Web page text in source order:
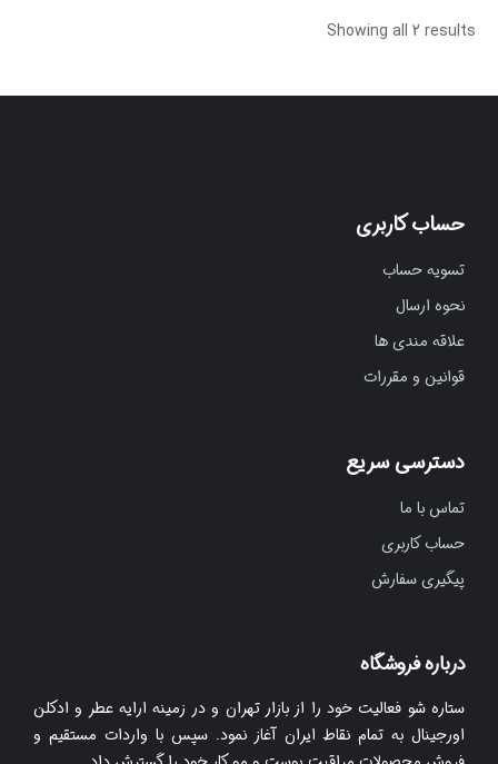
Showing all 2 results
حساب کاربری
تسویه حساب
نحوه ارسال
علاقه مندی ها
قوانین و مقررات
دسترسی سریع
تماس با ما
حساب کاربری
پیگیری سفارش
درباره فروشگاه
ستاره شو فعالیت خود را از بازار تهران و در زمینه ارایه عطر و ادکلن
اورجینال به تمام نقاط ایران آغاز نمود. سپس با واردات مستقیم و